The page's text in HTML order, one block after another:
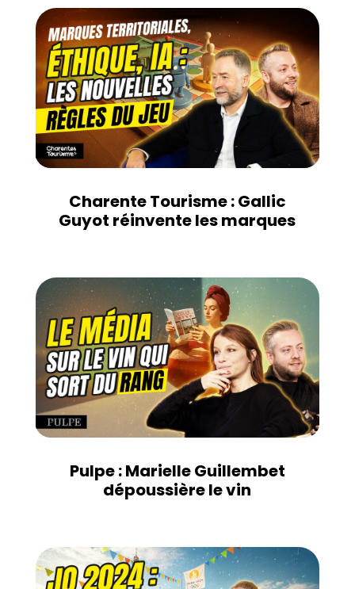
Charente Tourisme : Gallic
Guyot réinvente les marques
Pulpe : Marielle Guillembet
dépoussière le vin